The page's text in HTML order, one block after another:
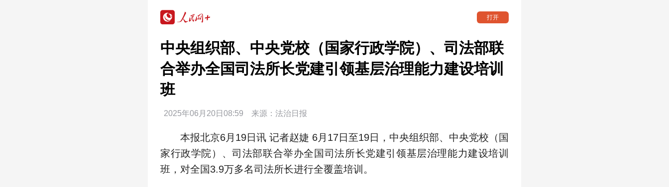
打开
中央组织部、中央党校（国家行政学院）、司法部联
合举办全国司法所长党建引领基层治理能力建设培训
班
2025年06月20日08:59 来源： 法治日报
本报北京6月19日讯 记者赵婕 6月17日至19日，中央组织部、中央党校（国
家行政学院）、司法部联合举办全国司法所长党建引领基层治理能力建设培训
班，对全国3.9万多名司法所长进行全覆盖培训。